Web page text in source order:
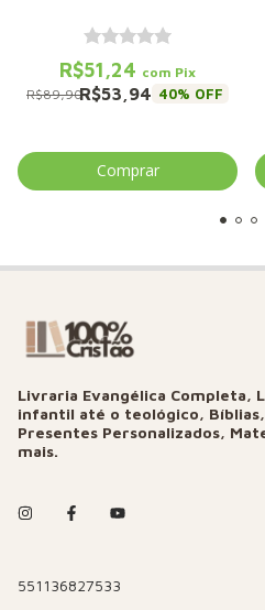
R$53,94
R$89,90 40% OFF
R$51,24 com Pix
Livraria Evangélica Completa,
infantil até o teológico,
Presentes Personalizados,
mais.
551136827533